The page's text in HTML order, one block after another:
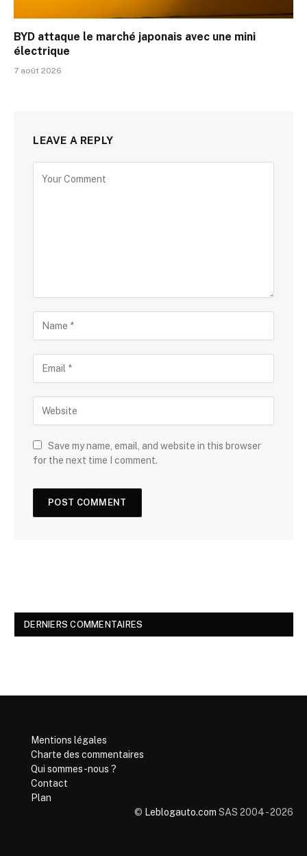
BYD attaque le marché japonais avec une mini
électrique
7 août 2026
LEAVE A REPLY
Save my name, email, and website in this browser
for the next time I comment.
DERNIERS COMMENTAIRES
Mentions légales
Charte des commentaires
Qui sommes-nous ?
Contact
Plan
© Leblogauto.com SAS 2004 - 2026